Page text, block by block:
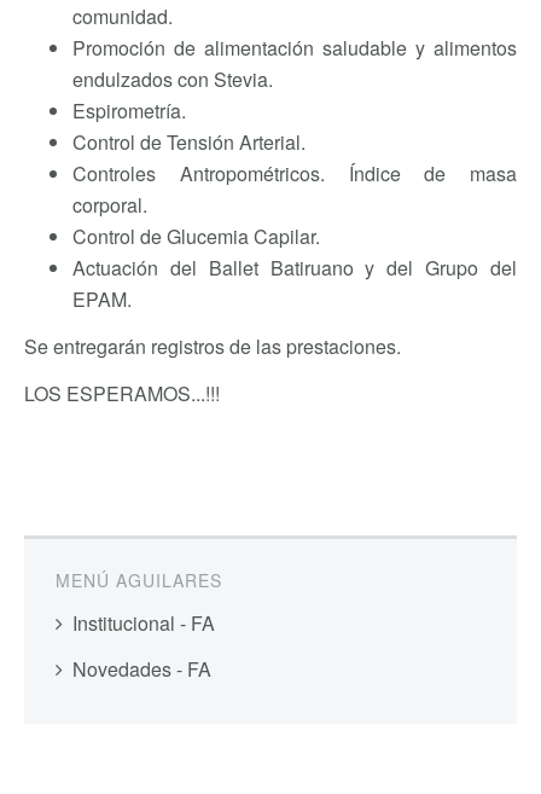
comunidad.
Promoción de alimentación saludable y alimentos
endulzados con Stevia.
Espirometría.
Control de Tensión Arterial.
Controles Antropométricos. Índice de masa
corporal.
Control de Glucemia Capilar.
Actuación del Ballet Batiruano y del Grupo del
EPAM.
Se entregarán registros de las prestaciones.
LOS ESPERAMOS...!!!
MENÚ AGUILARES
Institucional - FA
Novedades - FA